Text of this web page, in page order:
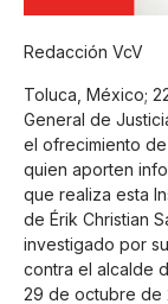
Redacción VcV
Toluca, México;
General de
el ofrecimiento
quien aporten
que realiza esta
de Érik Christian
investigado por
contra el alcalde
29 de octubre de